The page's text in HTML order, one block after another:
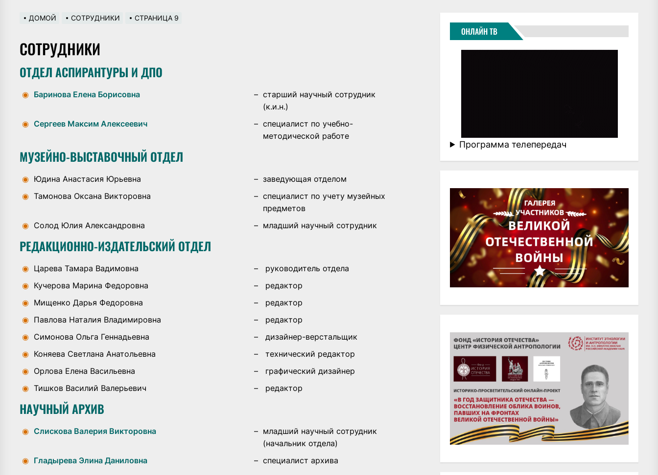
ДОМОЙ СОТРУДНИКИ СТРАНИЦА 9
СОТРУДНИКИ
ОТДЕЛ АСПИРАНТУРЫ И ДПО
◉ Баринова Елена Борисовна – старший научный сотрудник
(к.и.н.)
◉ Сергеев Максим Алексеевич – специалист по учебно-
методической работе
МУЗЕЙНО-ВЫСТАВОЧНЫЙ ОТДЕЛ
◉ Юдина Анастасия Юрьевна – заведующая отделом
◉ Тамонова Оксана Викторовна – специалист по учету музейных
предметов
◉ Солод Юлия Александровна – младший научный сотрудник
РЕДАКЦИОННО-ИЗДАТЕЛЬСКИЙ ОТДЕЛ
◉ Царева Тамара Вадимовна –
руководитель отдела
◉ Кучерова Марина Федоровна –
редактор
◉ Мищенко Дарья Федоровна –
редактор
◉ Павлова Наталия Владимировна –
редактор
◉ Симонова Ольга Геннадьевна –
дизайнер-верстальщик
◉ Коняева Светлана Анатольевна –
технический редактор
◉ Орлова Елена Васильевна –
графический дизайнер
◉ Тишков Василий Валерьевич – редактор
НАУЧНЫЙ АРХИВ
◉ Слискова Валерия Викторовна – младший научный сотрудник
(начальник отдела)
◉ Гладырева Элина Даниловна – специалист архива
ОНЛАЙН ТВ
Программа телепередач